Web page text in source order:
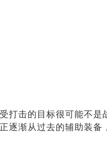
打击的目标很可能不
渐从过去的辅助装备